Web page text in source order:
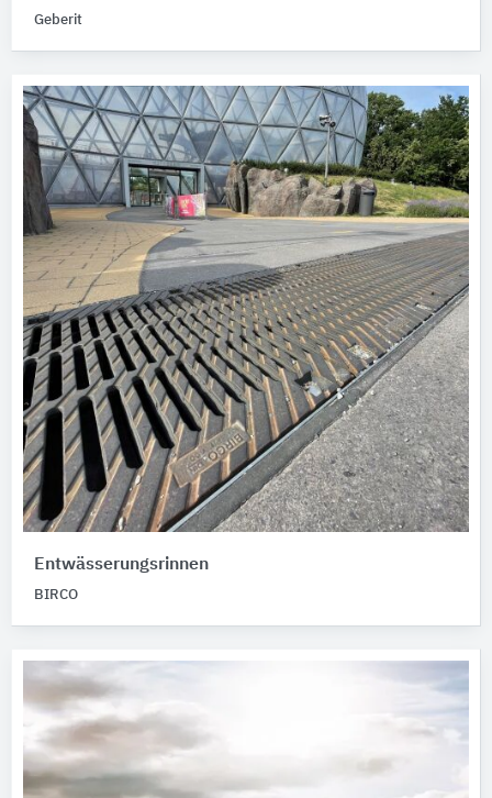
Geberit
Entwässerungsrinnen
BIRCO